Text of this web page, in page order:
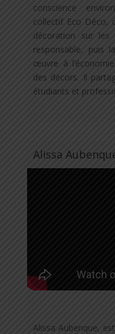
conscience
collectif Eco Déco,
décoration sur
responsable, puis
œuvre à
des décors. Il
étudiants et
Alissa
Alissa Aubenque,